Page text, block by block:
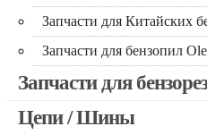
Запчасти для Китайских
Запчасти для бензопил
Запчасти для
Цепи / Шины